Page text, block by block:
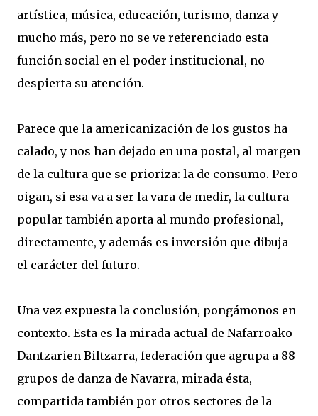
artística, música, educación, turismo, danza y
mucho más, pero no se ve referenciado esta
función social en el poder institucional, no
despierta su atención.
Parece que la americanización de los gustos ha
calado, y nos han dejado en una postal, al margen
de la cultura que se prioriza: la de consumo. Pero
oigan, si esa va a ser la vara de medir, la cultura
popular también aporta al mundo profesional,
directamente, y además es inversión que dibuja
el carácter del futuro.
Una vez expuesta la conclusión, pongámonos en
contexto. Esta es la mirada actual de Nafarroako
Dantzarien Biltzarra, federación que agrupa a 88
grupos de danza de Navarra, mirada ésta,
compartida también por otros sectores de la